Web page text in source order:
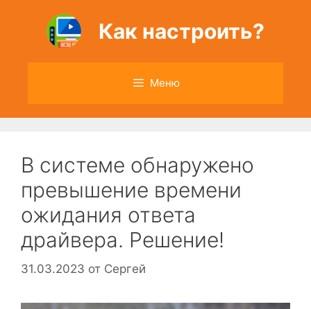
содержимому
Как настроить?
Меню
В системе обнаружено
превышение времени
ожидания ответа
драйвера. Решение!
31.03.2023 от Сергей